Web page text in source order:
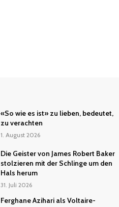
«So wie es ist» zu lieben, bedeutet,
zu verachten
1. August 2026
Die Geister von James Robert Baker
stolzieren mit der Schlinge um den
Hals herum
31. Juli 2026
Ferghane Azihari als Voltaire-